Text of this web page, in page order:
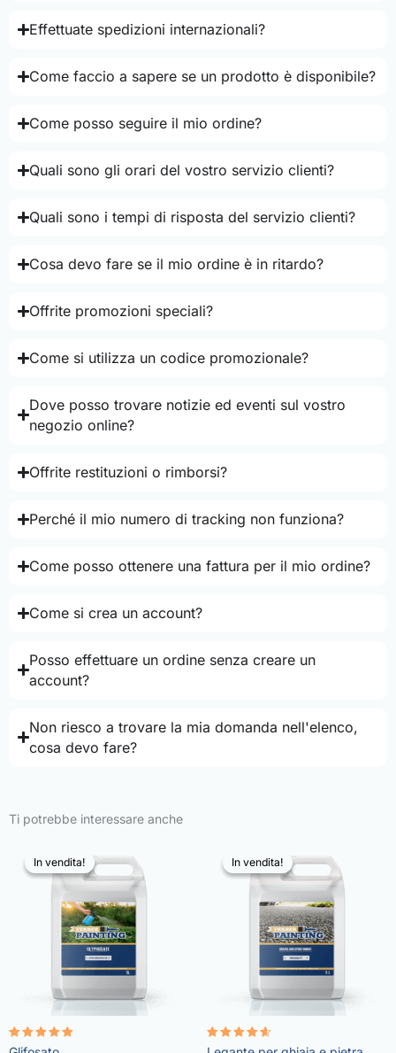
Effettuate spedizioni internazionali?
Come faccio a sapere se un prodotto è disponibile?
Come posso seguire il mio ordine?
Quali sono gli orari del vostro servizio clienti?
Quali sono i tempi di risposta del servizio clienti?
Cosa devo fare se il mio ordine è in ritardo?
Offrite promozioni speciali?
Come si utilizza un codice promozionale?
Dove posso trovare notizie ed eventi sul vostro
negozio online?
Offrite restituzioni o rimborsi?
Perché il mio numero di tracking non funziona?
Come posso ottenere una fattura per il mio ordine?
Come si crea un account?
Posso effettuare un ordine senza creare un
account?
Non riesco a trovare la mia domanda nell'elenco,
cosa devo fare?
Ti potrebbe interessare anche
In vendita!
In vendita!
Valutato
In vendita!
In vendita!
Valutato